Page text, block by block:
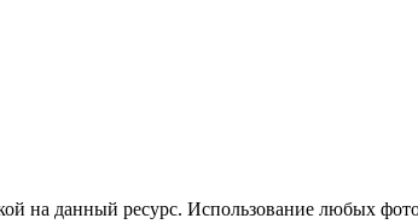
на данный ресурс. Использование любых